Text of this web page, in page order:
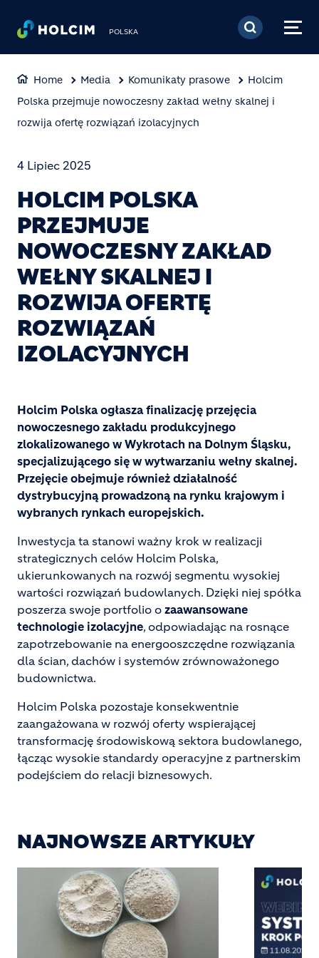
Przejdź do treści
POLSKA
Home Media Komunikaty prasowe
Holcim
Polska przejmuje nowoczesny zakład wełny skalnej i
rozwija ofertę rozwiązań izolacyjnych
4 Lipiec 2025
HOLCIM POLSKA
PRZEJMUJE
NOWOCZESNY ZAKŁAD
WEŁNY SKALNEJ I
ROZWIJA OFERTĘ
ROZWIĄZAŃ
IZOLACYJNYCH
Holcim Polska ogłasza finalizację przejęcia
nowoczesnego zakładu produkcyjnego
zlokalizowanego w Wykrotach na Dolnym Śląsku,
specjalizującego się w wytwarzaniu wełny skalnej.
Przejęcie obejmuje również działalność
dystrybucyjną prowadzoną na rynku krajowym i
wybranych rynkach europejskich.
Inwestycja ta stanowi ważny krok w realizacji
strategicznych celów Holcim Polska,
ukierunkowanych na rozwój segmentu wysokiej
wartości rozwiązań budowlanych. Dzięki niej spółka
poszerza swoje portfolio o zaawansowane
technologie izolacyjne, odpowiadając na rosnące
zapotrzebowanie na energooszczędne rozwiązania
dla ścian, dachów i systemów zrównoważonego
budownictwa.
Holcim Polska pozostaje konsekwentnie
zaangażowana w rozwój oferty wspierającej
transformację środowiskową sektora budowlanego,
łącząc wysokie standardy operacyjne z partnerskim
podejściem do relacji biznesowych.
NAJNOWSZE ARTYKUŁY